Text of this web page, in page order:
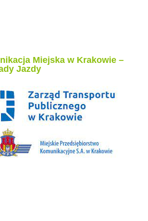
Miejska w Krakowie –
Jazdy